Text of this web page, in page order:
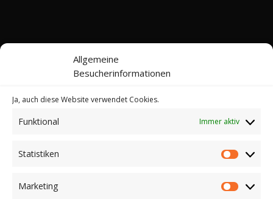
Allgemeine
Besucherinformationen
Ja, auch diese Website verwendet Cookies.
Funktional Immer aktiv
Statistiken
Marketing
Kontakt
Datenschutz
*Werbehinweis: Bei dieser Website handelt es sich